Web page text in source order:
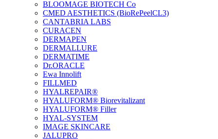
BLOOMAGE BIOTECH Co
CMED AESTHETICS (BioRePeelCL3)
CANTABRIA LABS
CURACEN
DERMAPEN
DERMALLURE
DERMATIME
Dr.ORACLE
Ewa Innolift
FILLMED
НYALREPAIR®
HYALUFORM® Biorevitalizant
HYALUFORM® Filler
HYAL-SYSTEM
IMAGE SKINCARE
JALUPRO